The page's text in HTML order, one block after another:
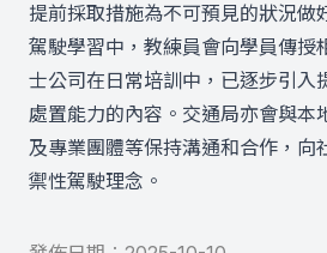
提前採取措施為不可預見的狀況做
駕駛學習中，教練員會向學員傳授
士公司在日常培訓中，已逐步引入
處置能力的內容。交通局亦會與本
及專業團體等保持溝通和合作，向
禦性駕駛理念。